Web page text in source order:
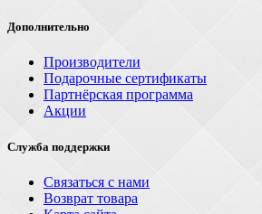
Дополнительно
Производители
Подарочные сертификаты
Партнёрская программа
Акции
Служба поддержки
Связаться с нами
Возврат товара